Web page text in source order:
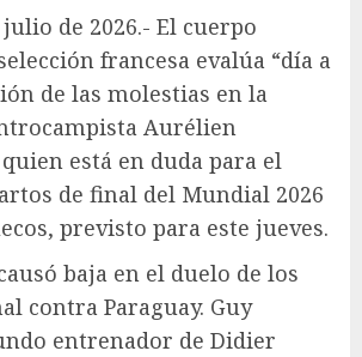
de 2026.- El cuerpo
francesa evalúa “día a
de las molestias en la
Aurélien
está en duda para el
de final del Mundial 2026
previsto para este jueves.
baja en el duelo de los
contra Paraguay. Guy
entrenador de Didier